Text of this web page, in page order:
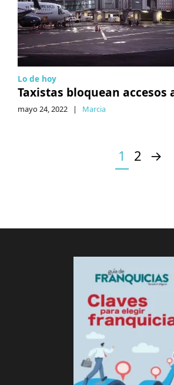
Lo de hoy
Taxistas bloquean accesos
mayo 24, 2022 | Marcia
1 2 →